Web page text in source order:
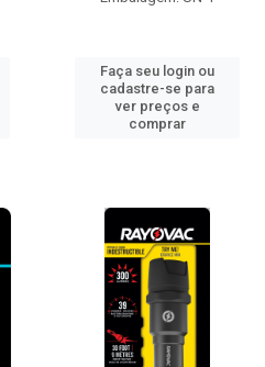
Faça seu login ou
cadastre-se para
ver preços e
comprar